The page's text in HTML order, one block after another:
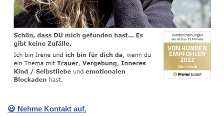
😃 Nehme Kontakt auf.